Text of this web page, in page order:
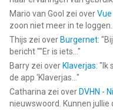
Mario van Gool zei overVue
zoon niet meer in te loggen....
Thijs zei over Burgernet: "
bericht ""Er is iets... "
Barry zei over Klaverjas: "
de app ‘Klaverjas... "
Catharina zei over DVHN -
nieuwswoord. Kunnen jullie